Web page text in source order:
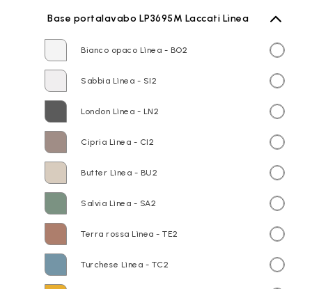
Base portalavabo LP3695M Laccati Lìnea
Bianco opaco Lìnea - BO2
Sabbia Lìnea - SI2
London Lìnea - LN2
Cipria Lìnea - CI2
Butter Lìnea - BU2
Salvia Lìnea - SA2
Terra rossa Lìnea - TE2
Turchese Lìnea - TC2